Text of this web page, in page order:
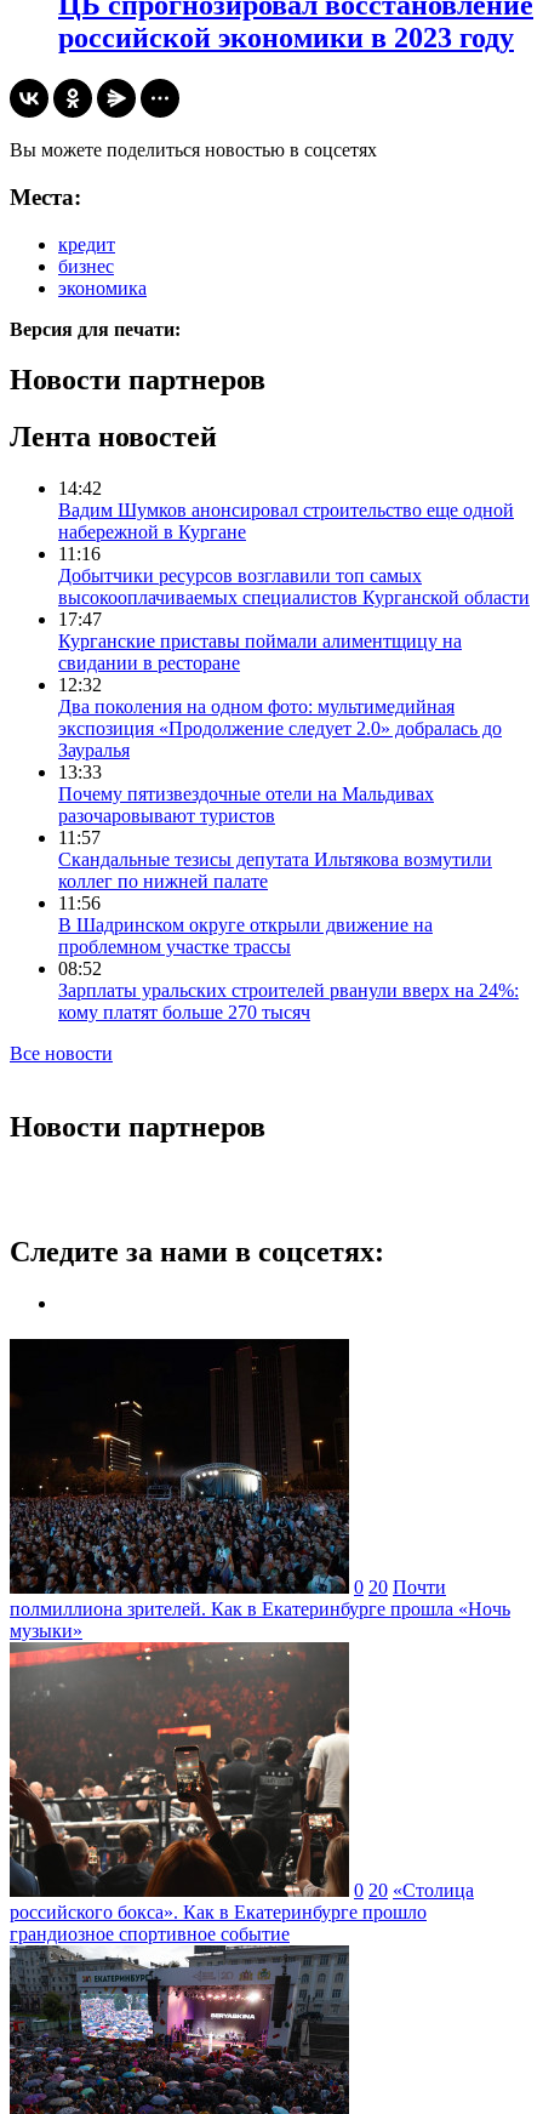
российской экономики в 2023 году
Вы можете поделиться новостью в соцсетях
Места:
кредит
бизнес
экономика
Версия для печати:
Новости партнеров
Лента новостей
14:42
Вадим Шумков анонсировал строительство еще одной
набережной в Кургане
11:16
Добытчики ресурсов возглавили топ самых
высокооплачиваемых специалистов Курганской области
17:47
Курганские приставы поймали алиментщицу на
свидании в ресторане
12:32
Два поколения на одном фото: мультимедийная
экспозиция «Продолжение следует 2.0» добралась до
Зауралья
13:33
Почему пятизвездочные отели на Мальдивах
разочаровывают туристов
11:57
Скандальные тезисы депутата Ильтякова возмутили
коллег по нижней палате
11:56
В Шадринском округе открыли движение на
проблемном участке трассы
08:52
Зарплаты уральских строителей рванули вверх на 24%:
кому платят больше 270 тысяч
Все новости
Новости партнеров
Следите за нами в соцсетях:
0 20 Почти
полмиллиона зрителей. Как в Екатеринбурге прошла «Ночь
музыки»
0 20 «Столица
российского бокса». Как в Екатеринбурге прошло
грандиозное спортивное событие